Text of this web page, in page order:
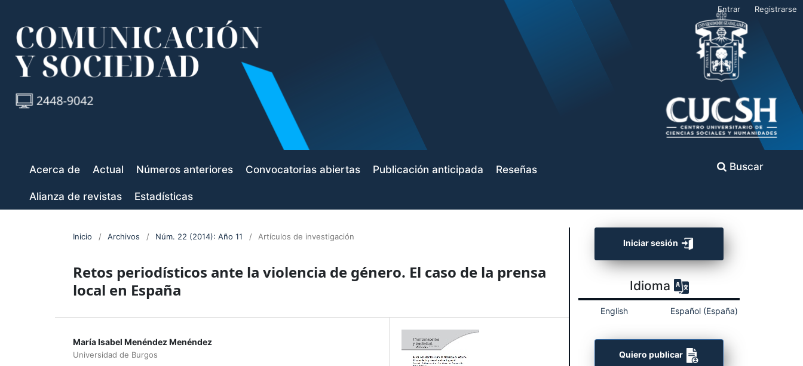
Acerca de Actual Números anteriores Convocatorias abiertas Publicación anticipada Reseñas
Alianza de revistas Estadísticas
Buscar
Entrar Registrarse
Inicio / Archivos / Núm. 22 (2014): Año 11 / Artículos de investigación
Retos periodísticos ante la violencia de género. El caso de la prensa
local en España
María Isabel Menéndez Menéndez
Universidad de Burgos
Iniciar sesión
Idioma
English Español (España)
Quiero publicar